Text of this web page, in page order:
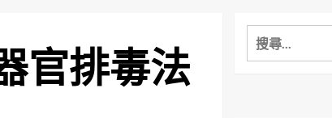
官排毒法
搜
尋